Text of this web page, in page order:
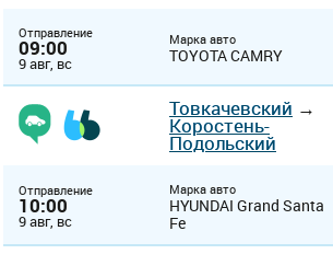
Отправление
09:00
9 авг, вс
Марка авто
TOYOTA CAMRY
Товкачевский →
Коростень-
Подольский
Отправление
10:00
9 авг, вс
Марка авто
HYUNDAI Grand Santa
Fe